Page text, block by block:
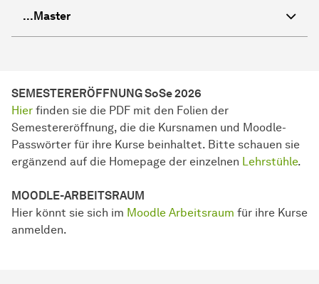
...Master
SEMESTERERÖFFNUNG SoSe 2026
Hier finden sie die PDF mit den Folien der
Semestereröffnung, die die Kursnamen und Moodle-
Passwörter für ihre Kurse beinhaltet. Bitte schauen sie
ergänzend auf die Homepage der einzelnen Lehrstühle.
MOODLE-ARBEITSRAUM
Hier könnt sie sich im Moodle Arbeitsraum für ihre Kurse
anmelden.